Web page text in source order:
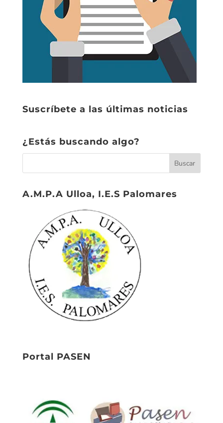
Suscríbete a las últimas noticias
¿Estás buscando algo?
A.M.P.A Ulloa, I.E.S Palomares
Portal PASEN